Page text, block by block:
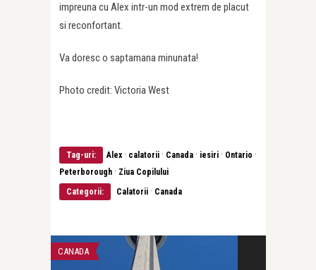
impreuna cu Alex intr-un mod extrem de placut
si reconfortant.
Va doresc o saptamana minunata!
Photo credit: Victoria West
Tag-uri: Alex · calatorii · Canada · iesiri · Ontario ·
Peterborough · Ziua Copilului
Categorii:
Calatorii · Canada